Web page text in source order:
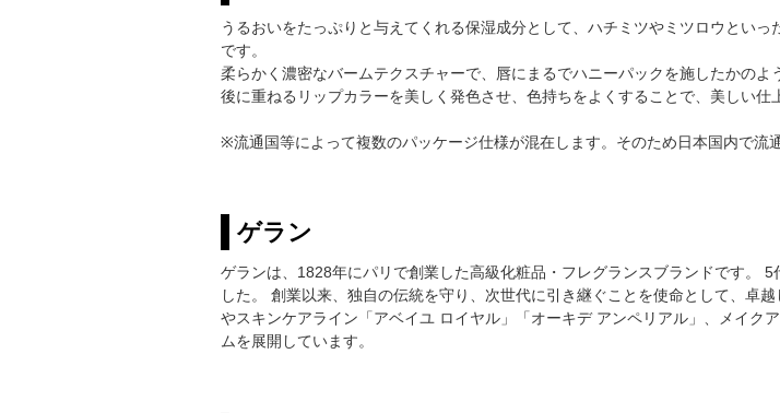
うるおいをたっぷりと与えてくれる保湿成分として、ハチミツやミツロウとい
です。
柔らかく濃密なバームテクスチャーで、唇にまるでハニーパックを施したかのよ
後に重ねるリップカラーを美しく発色させ、色持ちをよくすることで、美しい仕
※流通国等によって複数のパッケージ仕様が混在します。そのため日本国内で流
ゲラン
ゲランは、1828年にパリで創業した高級化粧品・フレグランスブランドです。
した。 創業以来、独自の伝統を守り、次世代に引き継ぐことを使命として、卓
やスキンケアライン「アベイユ ロイヤル」「オーキデ アンペリアル」、メイク
ムを展開しています。